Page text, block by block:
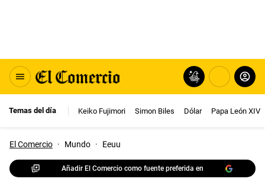
Temas del día Keiko Fujimori Simon Biles Dólar Papa León XIV
El Comercio · Mundo · Eeuu
Añadir El Comercio como fuente preferida en